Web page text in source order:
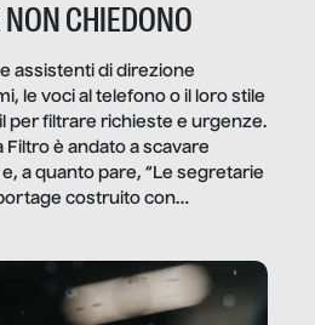
CHIEDONO
assistenti di direzione
le voci al telefono o il loro stile
per filtrare richieste e urgenze.
Filtro è andato a scavare
a quanto pare, “Le segretarie
costruito con